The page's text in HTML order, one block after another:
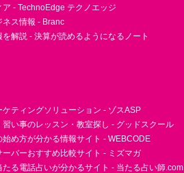
ア - TechnoEdge テクノエッジ
ネス情報 - Branc
を解説 - 決算が読めるようになるノート
ケティングソリューション - ゾスASP
習い事のレッスン・教室探し - グッドスクール
め方が分かる情報サイト - WEBCODE
ーバーおすすめ比較サイト - ミズマガ
たる電話占いが分かるサイト - 当たる占い師.com